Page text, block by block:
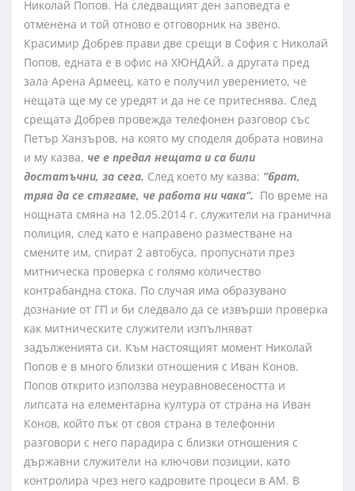
Николай Попов. На следващият ден заповедта е
отменена и той отново е отговорник на звено.
Красимир Добрев прави две срещи в София с Николай
Попов, едната е в офис на ХЮНДАЙ, а другата пред
зала Арена Армеец, като е получил уверението, че
нещата ще му се уредят и да не се притеснява. След
срещата Добрев провежда телефонен разговор със
Петър Ханзъров, на която му споделя добрата новина
и му казва, че е предал нещата и са били
достатъчни, за сега. След което му казва: “брат,
тряа да се стягаме, че работа ни чака“. По време на
нощната смяна на 12.05.2014 г. служители на гранична
полиция, след като е направено разместване на
смените им, спират 2 автобуса, пропуснати през
митническа проверка с голямо количество
контрабандна стока. По случая има образувано
дознание от ГП и би следвало да се извърши проверка
как митническите служители изпълняват
задълженията си. Към настоящият момент Николай
Попов е в много близки отношения с Иван Конов.
Попов открито използва неуравновесеността и
липсата на елементарна култура от страна на Иван
Конов, който пък от своя страна в телефонни
разговори с него парадира с близки отношения с
държавни служители на ключови позиции, като
контролира чрез него кадровите процеси в АМ. В